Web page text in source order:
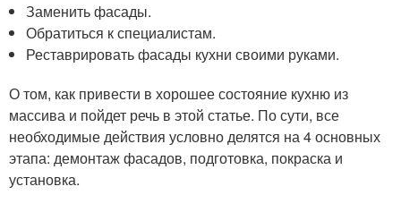
Заменить фасады.
Обратиться к специалистам.
Реставрировать фасады кухни своими руками.
О том, как привести в хорошее состояние кухню из
массива и пойдет речь в этой статье. По сути, все
необходимые действия условно делятся на 4 основных
этапа: демонтаж фасадов, подготовка, покраска и
установка.